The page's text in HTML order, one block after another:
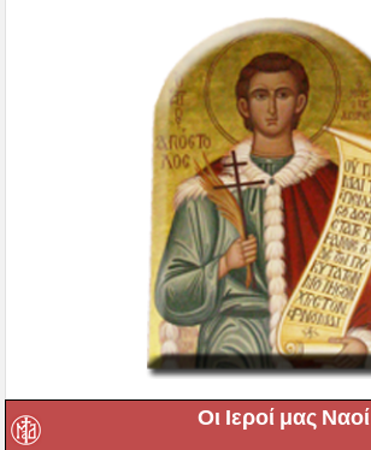
Οι Ιεροί μας Ναοί